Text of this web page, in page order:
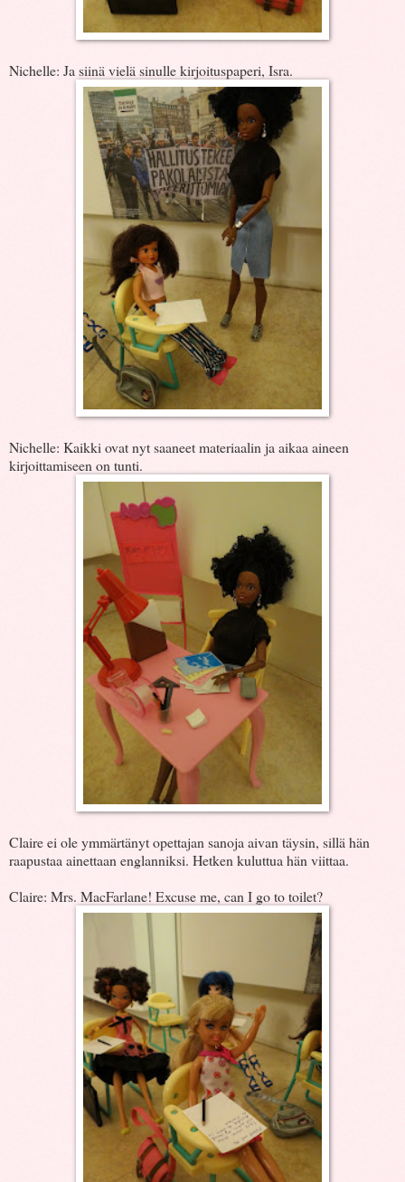
Nichelle: Ja siinä vielä sinulle kirjoituspaperi, Isra.
Nichelle: Kaikki ovat nyt saaneet materiaalin ja aikaa aineen
kirjoittamiseen on tunti.
Claire ei ole ymmärtänyt opettajan sanoja aivan täysin, sillä hän
raapustaa ainettaan englanniksi. Hetken kuluttua hän viittaa.
Claire: Mrs. MacFarlane! Excuse me, can I go to toilet?